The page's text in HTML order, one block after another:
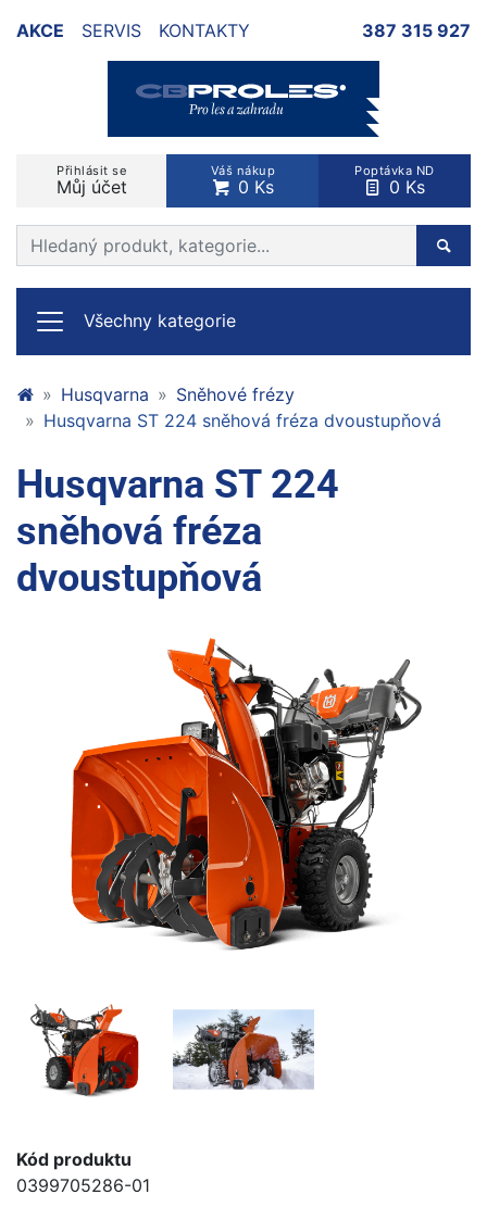
AKCE SERVIS KONTAKTY 387 315 927
Přihlásit se
Můj účet
Váš nákup
0 Ks
Poptávka ND
0 Ks
Prohledat web
Všechny kategorie
Husqvarna
Sněhové frézy
Husqvarna ST 224 sněhová fréza dvoustupňová
Husqvarna ST 224
sněhová fréza
dvoustupňová
Kód produktu
0399705286-01